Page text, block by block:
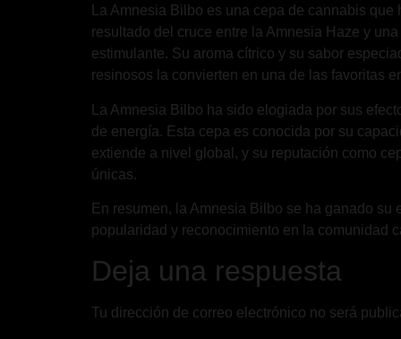
La Amnesia Bilbo es una cepa de cannabis
resultado del cruce entre la Amnesia Haze y
estimulante. Su aroma cítrico y su sabor
resinosos la convierten en una de las favoritas
La Amnesia Bilbo ha sido elogiada por sus
de energía. Esta cepa es conocida por su
extiende a nivel global, y su reputación como
únicas.
En resumen, la Amnesia Bilbo se ha ganado
popularidad y reconocimiento en la comunidad
Deja una respuesta
Tu dirección de correo electrónico no será